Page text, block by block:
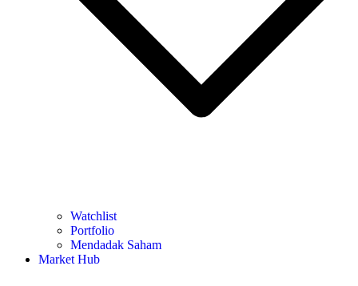
Watchlist
Portfolio
Mendadak Saham
Market Hub